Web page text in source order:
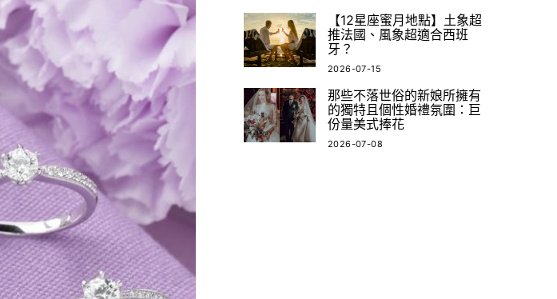
【12星座蜜月地點】土象超
推法國、風象超適合西班
牙？
2026-07-15
那些不落世俗的新娘所擁有
的獨特且個性婚禮氛圍：巨
份量美式捧花
2026-07-08